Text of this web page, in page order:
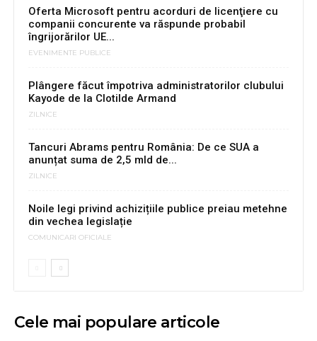
Oferta Microsoft pentru acorduri de licenţiere cu
companii concurente va răspunde probabil
îngrijorărilor UE...
EVENIMENTE PUBLICE
Plângere făcut împotriva administratorilor clubului
Kayode de la Clotilde Armand
ZILNICE
Tancuri Abrams pentru România: De ce SUA a
anunțat suma de 2,5 mld de...
ZILNICE
Noile legi privind achizițiile publice preiau metehne
din vechea legislație
COMUNICARI OFICIALE
Cele mai populare articole